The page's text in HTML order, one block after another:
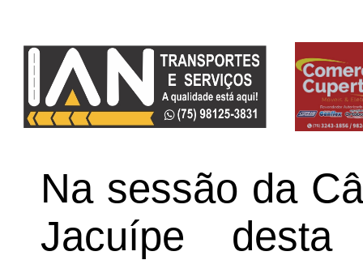
Na sessão da
Jacuípe